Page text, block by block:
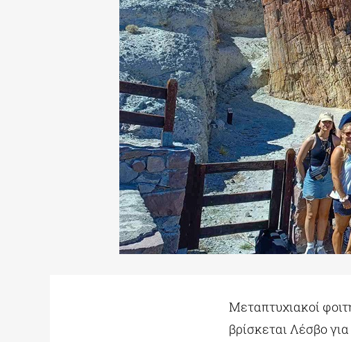
Μεταπτυχιακοί
βρίσκεται Λέσβο